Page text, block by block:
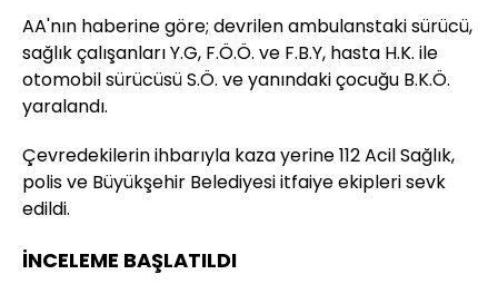
AA'nın haberine göre; devrilen ambulanstaki sürücü,
sağlık çalışanları Y.G, F.Ö.Ö. ve F.B.Y, hasta H.K. ile
otomobil sürücüsü S.Ö. ve yanındaki çocuğu B.K.Ö.
yaralandı.
Çevredekilerin ihbarıyla kaza yerine 112 Acil Sağlık,
polis ve Büyükşehir Belediyesi itfaiye ekipleri sevk
edildi.
İNCELEME BAŞLATILDI